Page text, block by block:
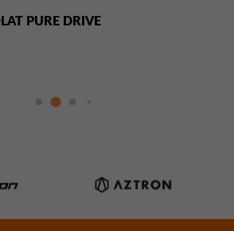
PURE DRIVE